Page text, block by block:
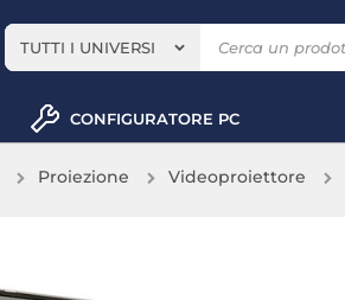
TUTTI I UNIVERSI
CONFIGURATORE PC
Proiezione Videoproiettore